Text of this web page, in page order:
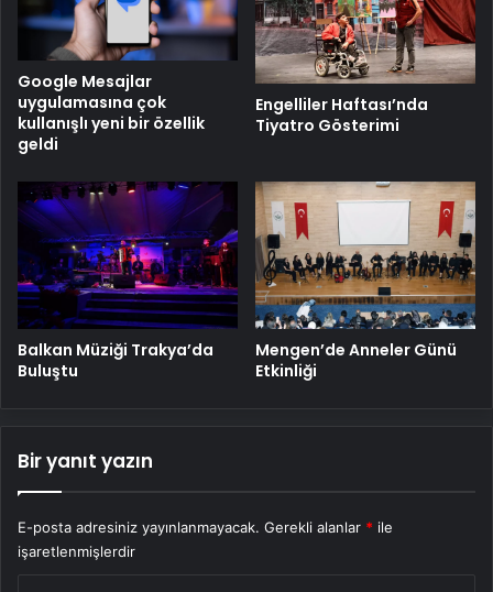
Google Mesajlar
uygulamasına çok
kullanışlı yeni bir özellik
geldi
Engelliler Haftası’nda
Tiyatro Gösterimi
Balkan Müziği Trakya’da
Buluştu
Mengen’de Anneler Günü
Etkinliği
Bir yanıt yazın
E-posta adresiniz yayınlanmayacak. Gerekli alanlar * ile
işaretlenmişlerdir